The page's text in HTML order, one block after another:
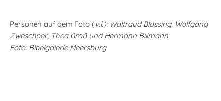
Personen auf dem Foto (v.l.): Waltraud Blässing, Wolfgang
Zweschper, Thea Groß und Hermann Billmann
Foto: Bibelgalerie Meersburg